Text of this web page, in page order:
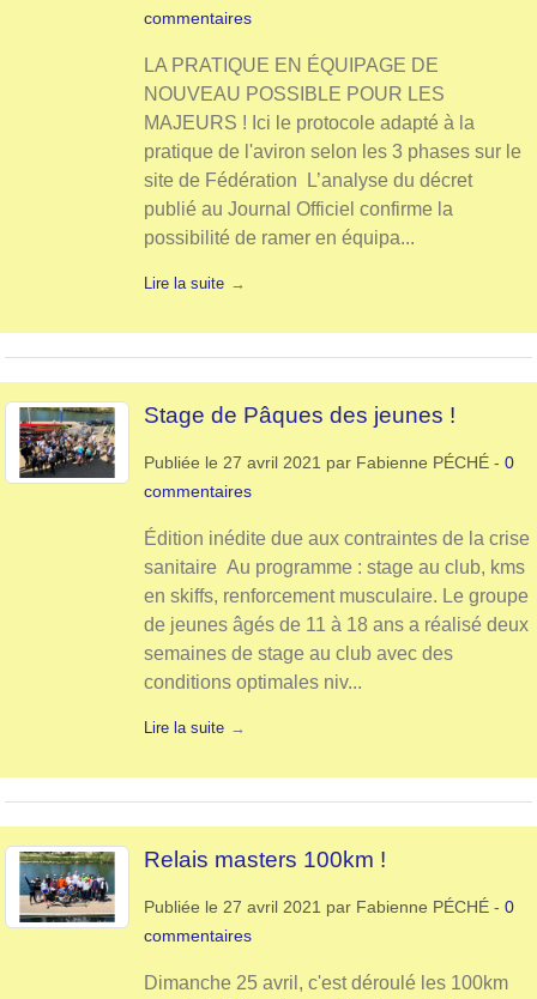
commentaires
LA PRATIQUE EN ÉQUIPAGE DE
NOUVEAU POSSIBLE POUR LES
MAJEURS ! Ici le protocole adapté à la
pratique de l'aviron selon les 3 phases sur le
site de Fédération L’analyse du décret
publié au Journal Officiel confirme la
possibilité de ramer en équipa...
Lire la suite
Stage de Pâques des jeunes !
Publiée le 27 avril 2021 par Fabienne PÉCHÉ - 0
commentaires
Édition inédite due aux contraintes de la crise
sanitaire Au programme : stage au club, kms
en skiffs, renforcement musculaire. Le groupe
de jeunes âgés de 11 à 18 ans a réalisé deux
semaines de stage au club avec des
conditions optimales niv...
Lire la suite
Relais masters 100km !
Publiée le 27 avril 2021 par Fabienne PÉCHÉ - 0
commentaires
Dimanche 25 avril, c'est déroulé les 100km